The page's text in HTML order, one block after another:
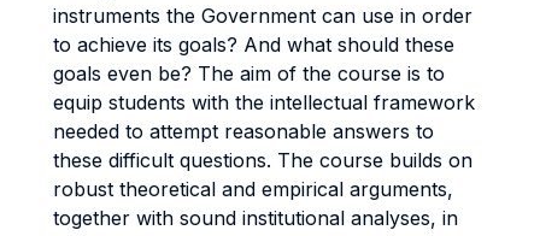
instruments the Government can use in order
to achieve its goals? And what should these
goals even be? The aim of the course is to
equip students with the intellectual framework
needed to attempt reasonable answers to
these difficult questions. The course builds on
robust theoretical and empirical arguments,
together with sound institutional analyses, in